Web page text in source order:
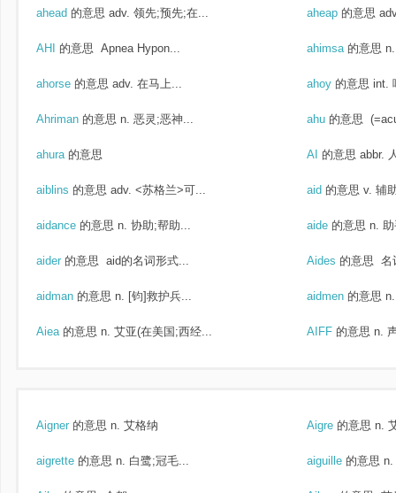
ahead 的意思 adv. 领先;预先;在... aheap 的意思
AHI 的意思 Apnea Hypon... ahimsa 的意思
ahorse 的意思 adv. 在马上... ahoy 的意思 int.
Ahriman 的意思 n. 恶灵;恶神... ahu 的意思
ahura 的意思 AI 的意思 abbr.
aiblins 的意思 adv. <苏格兰>可... aid 的意思 v. 辅
aidance 的意思 n. 协助;帮助... aide 的意思 n.
aider 的意思 aid的名词形式... Aides 的意思 名
aidman 的意思 n. [钧]救护兵... aidmen 的意思
Aiea 的意思 n. 艾亚(在美国;西经... AIFF 的意思 n.
Aigner 的意思 n. 艾格纳 Aigre 的意思 n.
aigrette 的意思 n. 白鹭;冠毛... aiguille 的意思